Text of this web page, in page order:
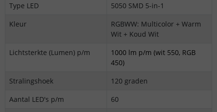
Type LED
5050 SMD 5-in-1
Kleur
RGBWW: Multicolor + Warm
Wit + Koud Wit
Lichtsterkte (Lumen) p/m
1000 lm p/m (wit 550, RGB
450)
Stralingshoek
120 graden
Aantal LED's p/m
60